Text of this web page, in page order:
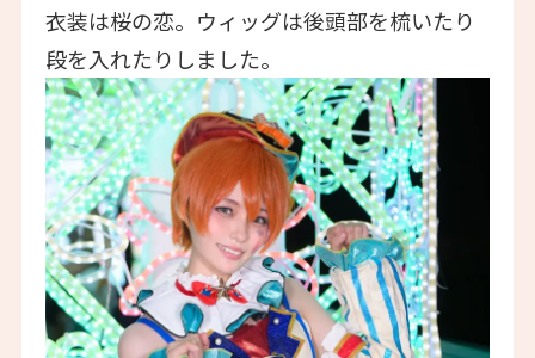
衣装は桜の恋。ウィッグは後頭部を梳いたり
段を入れたりしました。